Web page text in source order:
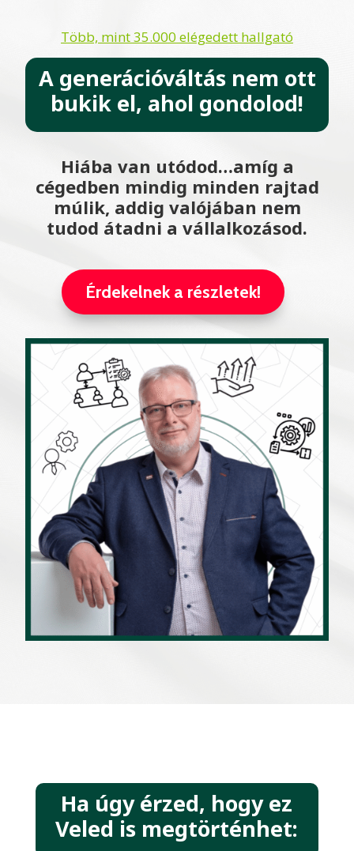
Több, mint 35.000 elégedett hallgató
A generációváltás nem ott
bukik el, ahol gondolod!
Hiába van utódod…amíg a
cégedben mindig minden rajtad
múlik, addig valójában nem
tudod átadni a vállalkozásod.
Érdekelnek a részletek!
Ha úgy érzed, hogy ez
Veled is megtörténhet: